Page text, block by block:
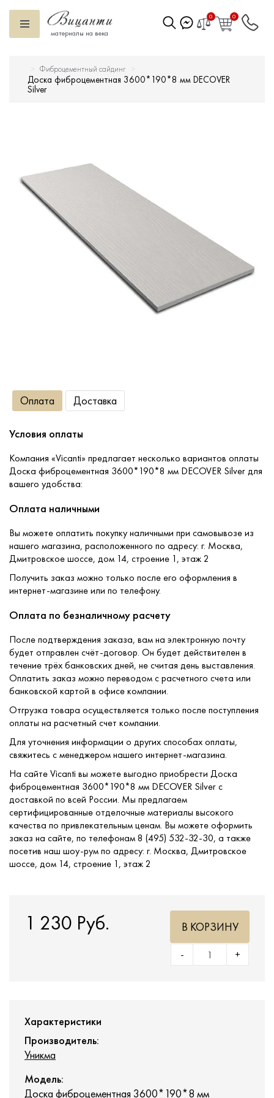
материалы на века
0 0
Искусственный камень
Тротуарная плитка
Террасная доска
Доставка
Контакты
Фиброцементный сайдинг
Доска фиброцементная 3600*190*8 мм DECOVER
Silver
Оплата Доставка
Условия оплаты
Компания «Vicanti» предлагает несколько вариантов оплаты
Доска фиброцементная 3600*190*8 мм DECOVER Silver для
вашего удобства:
Оплата наличными
Вы можете оплатить покупку наличными при самовывозе из
нашего магазина, расположенного по адресу: г. Москва,
Дмитровское шоссе, дом 14, строение 1, этаж 2
Получить заказ можно только после его оформления в
интернет-магазине или по телефону.
Оплата по безналичному расчету
После подтверждения заказа, вам на электронную почту
будет отправлен счёт-договор. Он будет действителен в
течение трёх банковских дней, не считая день выставления.
Оплатить заказ можно переводом с расчетного счета или
банковской картой в офисе компании.
Отгрузка товара осуществляется только после поступления
оплаты на расчетный счет компании.
Для уточнения информации о других способах оплаты,
свяжитесь с менеджером нашего интернет-магазина.
На сайте Vicanti вы можете выгодно приобрести Доска
фиброцементная 3600*190*8 мм DECOVER Silver с
доставкой по всей России. Мы предлагаем
сертифицированные отделочные материалы высокого
качества по привлекательным ценам. Вы можете оформить
заказ на сайте, по телефонам 8 (495) 532-32-30, а также
посетив наш шоу-рум по адресу: г. Москва, Дмитровское
шоссе, дом 14, строение 1, этаж 2
1 230 Руб.
+
-
В КОРЗИНУ
Характеристики
Производитель:
Уникма
Модель:
Доска фиброцементная 3600*190*8 мм